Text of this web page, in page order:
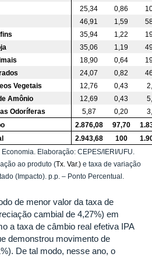
25,34 0,86
46,91 1,59
35,94 1,22
35,06 1,19
18,90 0,64
24,07 0,82
Vegetais
12,76 0,43
Amônio
12,69 0,43
Odoríferas
5,87 0,20
2.876,08 97,70
2.943,68 100
Elaboração: CEPES/IERI/UFU.
ao produto (Tx. Var.) e taxa de variação
(Impacto). p.p. – Ponto Percentual.
de menor valor da taxa de
cambial de 4,27%) em
a taxa de câmbio real efetiva IPA
demonstrou movimento de
De tal modo, nesse ano, o